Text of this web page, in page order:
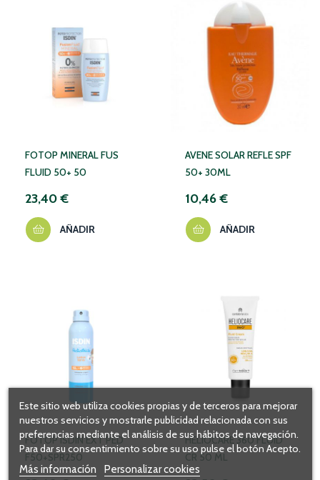
FOTOP MINERAL FUS
FLUID 50+ 50
23,40 €
AÑADIR
AVENE SOLAR REFLE SPF
50+ 30ML
10,46 €
AÑADIR
FOTOP ISDIN EXT PED
F50+SPR250
HELIOCARE 360 FLUID
CR 50 ML
Este sitio web utiliza cookies propias y de terceros para mejorar
nuestros servicios y mostrarle publicidad relacionada con sus
preferencias mediante el análisis de sus hábitos de navegación.
Para dar su consentimiento sobre su uso pulse el botón Acepto.
Más información
Personalizar cookies